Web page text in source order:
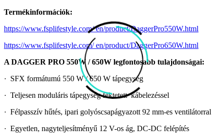
Termékinformációk:
https://www.fsplifestyle.com/ en/product/DaggerPro550W.html
https://www.fsplifestyle.com/ en/product/DaggerPro650W.html
A DAGGER PRO 550W / 650W legfontosabb tulajdonságai:
· SFX formátumú 550 W / 650 W tápegység
· Teljesen moduláris tápegység fektetett kábelezéssel
· Félpasszív hűtés, ipari golyóscsapágyazott 92 mm-es ventilátorral
· Egyetlen, nagyteljesítményű 12 V-os ág, DC-DC felépítés